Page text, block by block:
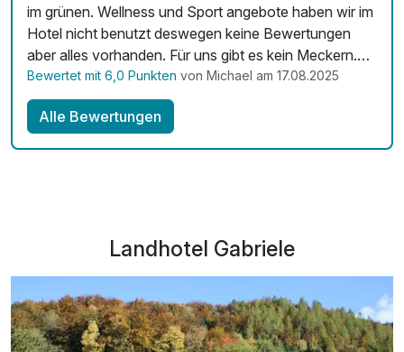
im grünen. Wellness und Sport angebote haben wir im
Hotel nicht benutzt deswegen keine Bewertungen
aber alles vorhanden. Für uns gibt es kein Meckern.
Kommen gerne wieder. 5von5 Sternen ⭐️
Bewertet mit 6,0 Punkten von Michael am 17.08.2025
Alle Bewertungen
Landhotel Gabriele